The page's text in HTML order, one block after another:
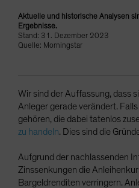
Aktuelle und historische Analysen
Ergebnisse.
Stand: 31. Dezember 2023
Quelle: Morningstar
Wir sind der Auffassung, dass
Anleger gerade verändert.
gehören, die dabei tatenlos
zu handeln. Dies sind die
Aufgrund der nachlassenden
Zinssenkungen die
Bargeldrenditen verringern.